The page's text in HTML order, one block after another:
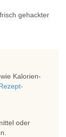
gehackter
Kalorien-
oder